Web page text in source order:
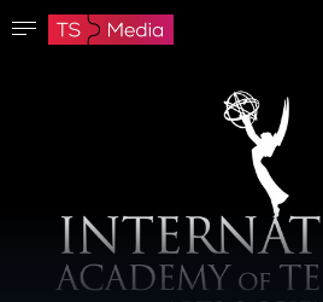
Lozinka mora imati najmanje 8 znakova, jedno veliko
Sačuvaj lozinku
Idi na početnu
Prijavite se